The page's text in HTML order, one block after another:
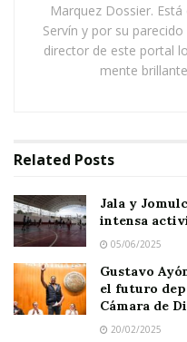
Jala y Jomulco vibran
actividad deportiva
Gustavo Ayón impulsa
Nayarit desde la
transnacional
mejores credenciales
pues ha contaminado
tercera parte del
químicos, lo mismo
haciendo de estados
tercermundistas,
Marquez Dossier.
Servín y por su
director de este portal
mente
Related Posts
Jala y
intensa
05/06/2025
Gustavo
el futuro
Cámara de
20/02/2025